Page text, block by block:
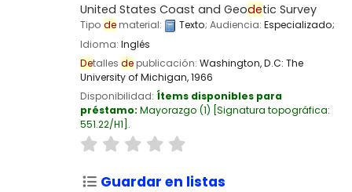
United States Coast and Geodetic Survey
Tipo dematerial: Texto; Audiencia: Especializado;
Idioma: Inglés
Detalles depublicación: Washington, D.C: The
University of Michigan,1966
Disponibilidad: Ítems disponibles para
préstamo: Mayorazgo (1) Signatura topográfica:
551.22/H1 .
Guardar en listas